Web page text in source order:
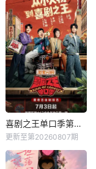
喜剧之王单口季第三季
更新至第20260807期